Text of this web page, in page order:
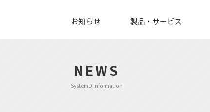
お知らせ 製品・サービス
NEWS
SystemD Information